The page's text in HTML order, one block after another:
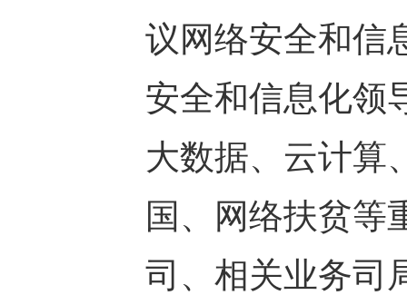
议网络安全和信
安全和信息化领
大数据、云计算
国、网络扶贫等
司、相关业务司